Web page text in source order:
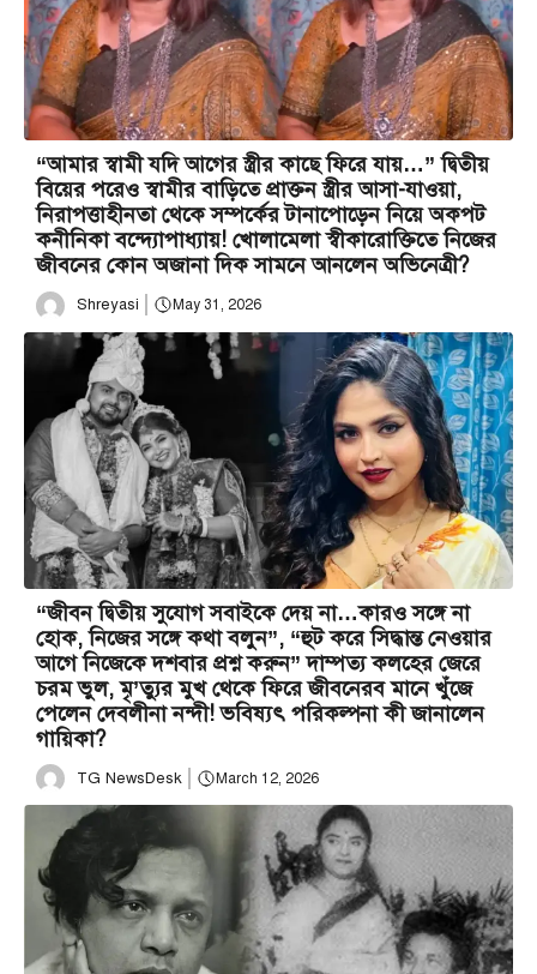
“আমার স্বামী যদি আগের স্ত্রীর কাছে ফিরে যায়…” দ্বিতীয়
বিয়ের পরেও স্বামীর বাড়িতে প্রাক্তন স্ত্রীর আসা-যাওয়া,
নিরাপত্তাহীনতা থেকে সম্পর্কের টানাপোড়েন নিয়ে অকপট
কনীনিকা বন্দ্যোপাধ্যায়! খোলামেলা স্বীকারোক্তিতে নিজের
জীবনের কোন অজানা দিক সামনে আনলেন অভিনেত্রী?
Shreyasi May 31, 2026
“জীবন দ্বিতীয় সুযোগ সবাইকে দেয় না…কারও সঙ্গে না
হোক, নিজের সঙ্গে কথা বলুন”, “হুট করে সিদ্ধান্ত নেওয়ার
আগে নিজেকে দশবার প্রশ্ন করুন” দাম্পত্য কলহের জেরে
চরম ভুল, মৃ’ত্যুর মুখ থেকে ফিরে জীবনেরব মানে খুঁজে
পেলেন দেবলীনা নন্দী! ভবিষ্যৎ পরিকল্পনা কী জানালেন
গায়িকা?
TG NewsDesk March 12, 2026